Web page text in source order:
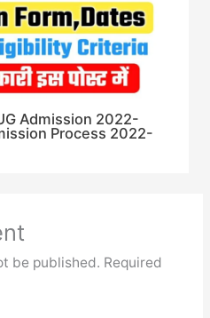
Admission 2022-
Process 2022-
be published. Required